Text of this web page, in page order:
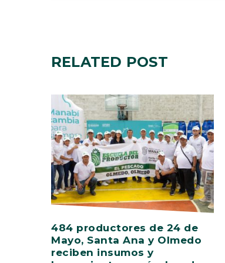
RELATED POST
484 productores de 24 de
Mayo, Santa Ana y Olmedo
reciben insumos y